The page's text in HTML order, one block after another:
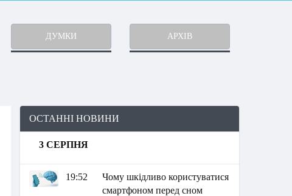
ДУМКИ АРХІВ
ОСТАННІ НОВИНИ
3 СЕРПНЯ
19:52
Чому шкідливо користуватися
смартфоном перед сном